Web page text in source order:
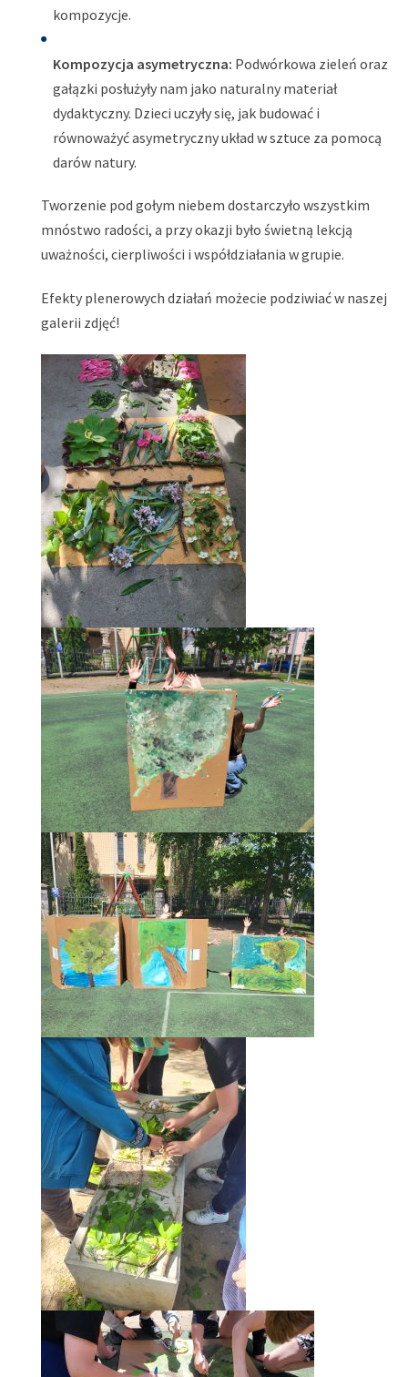
kompozycje.
Kompozycja asymetryczna: Podwórkowa zieleń oraz
gałązki posłużyły nam jako naturalny materiał
dydaktyczny. Dzieci uczyły się, jak budować i
równoważyć asymetryczny układ w sztuce za pomocą
darów natury.
Tworzenie pod gołym niebem dostarczyło wszystkim
mnóstwo radości, a przy okazji było świetną lekcją
uważności, cierpliwości i współdziałania w grupie.
Efekty plenerowych działań możecie podziwiać w naszej
galerii zdjęć!